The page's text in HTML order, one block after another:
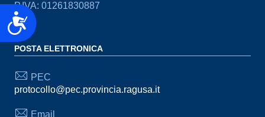
Accessibilità
P.IVA: 01261830887
POSTA ELETTRONICA
PEC
protocollo@pec.provincia.ragusa.it
Email